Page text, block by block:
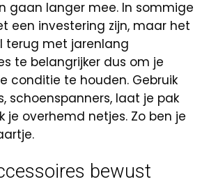
gaan langer mee. In sommige
een investering zijn, maar het
terug met jarenlang
te belangrijker dus om je
conditie te houden. Gebruik
schoenspanners, laat je pak
je overhemd netjes. Zo ben je
bewust